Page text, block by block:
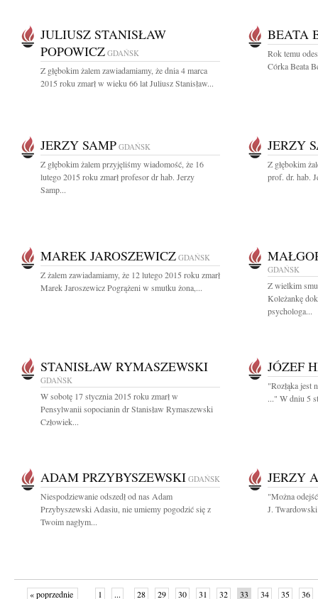
JULIUSZ STANISŁAW
POPOWICZ GDAŃSK
Z głębokim żalem zawiadamiamy, że dnia 4 marca
2015 roku zmarł w wieku 66 lat Juliusz Stanisław...
BEATA
Rok temu
Córka Beata
JERZY SAMP GDAŃSK
Z głębokim żalem przyjęliśmy wiadomość, że 16
lutego 2015 roku zmarł profesor dr hab. Jerzy
Samp...
JERZY
Z głębokim
prof. dr. hab.
MAREK JAROSZEWICZ GDAŃSK
Z żalem zawiadamiamy, że 12 lutego 2015 roku zmarł
Marek Jaroszewicz Pogrążeni w smutku żona,...
GDAŃSK
Z wielkim
Koleżankę
psychologa...
STANISŁAW RYMASZEWSKI
GDAŃSK
W sobotę 17 stycznia 2015 roku zmarł w
Pensylwanii sopocianin dr Stanisław Rymaszewski
Człowiek...
JÓZEF
"Rozłąka jest
..." W dniu 5
ADAM PRZYBYSZEWSKI GDAŃSK
Niespodziewanie odszedł od nas Adam
Przybyszewski Adasiu, nie umiemy pogodzić się z
Twoim nagłym...
JERZY
"Można
J.
« poprzednie 1 ... 28 29 30 31 32 33 34 35 36